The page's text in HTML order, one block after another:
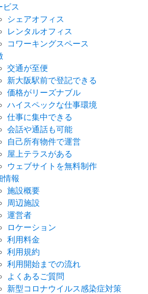
ビス
シェアオフィス
レンタルオフィス
コワーキングスペース
交通が至便
新大阪駅前で登記できる
価格がリーズナブル
ハイスペックな仕事環境
仕事に集中できる
会話や通話も可能
自己所有物件で運営
屋上テラスがある
ウェブサイトを無料制作
情報
施設概要
周辺施設
運営者
ロケーション
利用料金
利用規約
利用開始までの流れ
よくあるご質問
新型コロナウイルス感染症対策